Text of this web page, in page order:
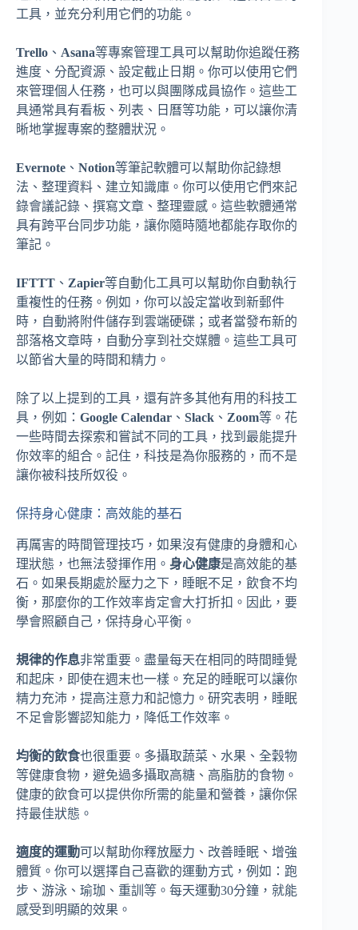
工具，並充分利用它們的功能。
Trello 、 Asana等專案管理工具可以幫助你追蹤任務
進度、分配資源、設定截止日期。你可以使用它們
來管理個人任務，也可以與團隊成員協作。這些工
具通常具有看板、列表、日曆等功能，可以讓你清
晰地掌握專案的整體狀況。
Evernote 、 Notion等筆記軟體可以幫助你記錄想
法、整理資料、建立知識庫。你可以使用它們來記
錄會議記錄、撰寫文章、整理靈感。這些軟體通常
具有跨平台同步功能，讓你隨時隨地都能存取你的
筆記。
IFTTT 、 Zapier等自動化工具可以幫助你自動執行
重複性的任務。例如，你可以設定當收到新郵件
時，自動將附件儲存到雲端硬碟；或者當發布新的
部落格文章時，自動分享到社交媒體。這些工具可
以節省大量的時間和精力。
除了以上提到的工具，還有許多其他有用的科技工
具，例如： Google Calendar 、 Slack 、 Zoom等。花
一些時間去探索和嘗試不同的工具，找到最能提升
你效率的組合。記住，科技是為你服務的，而不是
讓你被科技所奴役。
保持身心健康：高效能的基石
再厲害的時間管理技巧，如果沒有健康的身體和心
理狀態，也無法發揮作用。 身心健康是高效能的基
石。如果長期處於壓力之下，睡眠不足，飲食不均
衡，那麼你的工作效率肯定會大打折扣。因此，要
學會照顧自己，保持身心平衡。
規律的作息非常重要。盡量每天在相同的時間睡覺
和起床，即使在週末也一樣。充足的睡眠可以讓你
精力充沛，提高注意力和記憶力。研究表明，睡眠
不足會影響認知能力，降低工作效率。
均衡的飲食也很重要。多攝取蔬菜、水果、全穀物
等健康食物，避免過多攝取高糖、高脂肪的食物。
健康的飲食可以提供你所需的能量和營養，讓你保
持最佳狀態。
適度的運動可以幫助你釋放壓力、改善睡眠、增強
體質。你可以選擇自己喜歡的運動方式，例如：跑
步、游泳、瑜珈、重訓等。每天運動30分鐘，就能
感受到明顯的效果。